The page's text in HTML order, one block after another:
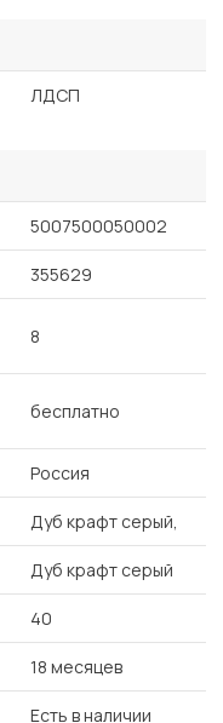
ЛДСП
5007500050002
355629
8
бесплатно
Россия
Дуб крафт серый,
Дуб крафт серый
40
18 месяцев
Есть в наличии